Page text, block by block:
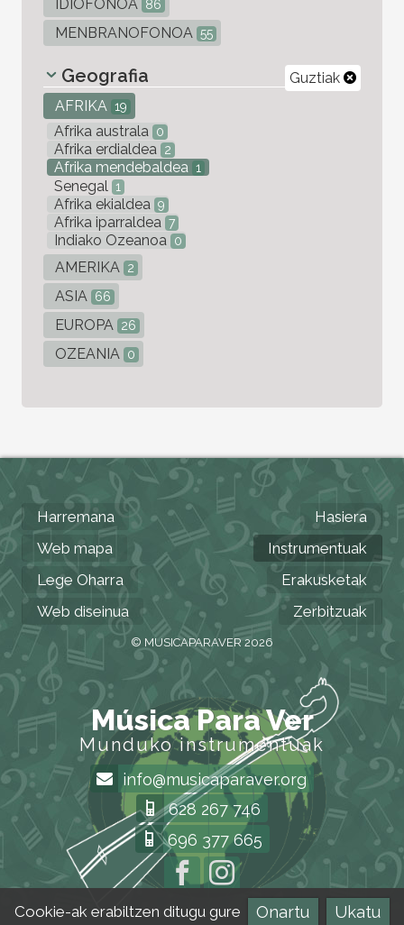
IDIOFONOA 86
MENBRANOFONOA 55
Guztiak
Geografia
AFRIKA 19
Afrika australa 0
Afrika erdialdea 2
Afrika mendebaldea 1
Senegal 1
Afrika ekialdea 9
Afrika iparraldea 7
Indiako Ozeanoa 0
AMERIKA 2
ASIA 66
EUROPA 26
OZEANIA 0
Harremana
Web mapa
Lege Oharra
Web diseinua
Hasiera
Instrumentuak
Erakusketak
Zerbitzuak
© MUSICAPARAVER 2026
Música Para Ver
Munduko instrumentuak
info@musicaparaver.org
628 267 746
696 377 665
Onartu Ukatu
Cookie-ak erabiltzen ditugu gure